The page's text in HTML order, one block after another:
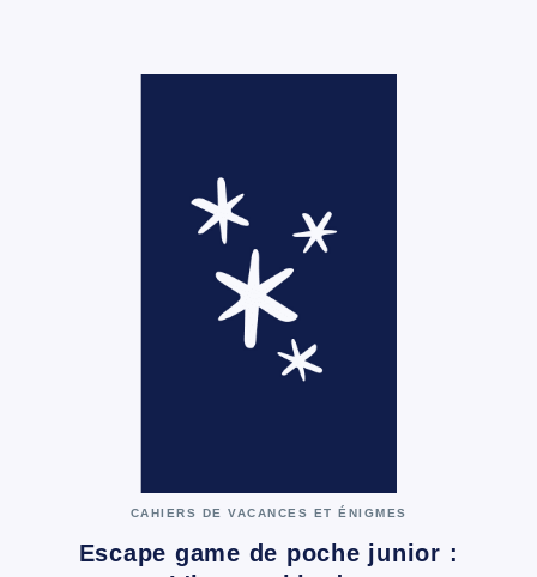
CAHIERS DE VACANCES ET ÉNIGMES
Escape game de poche junior :